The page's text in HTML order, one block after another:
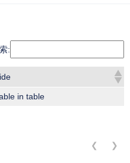
:
in table
❮ ❯